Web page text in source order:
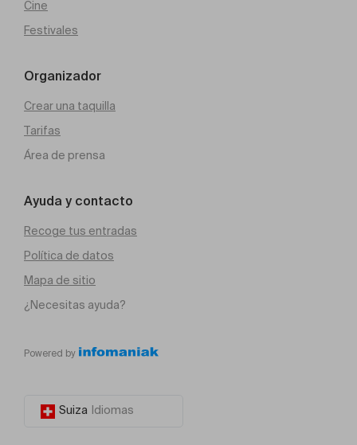
Cine
Festivales
Organizador
Crear una taquilla
Tarifas
Área de prensa
Ayuda y contacto
Recoge tus entradas
Política de datos
Mapa de sitio
¿Necesitas ayuda?
Powered by
Suiza Idiomas